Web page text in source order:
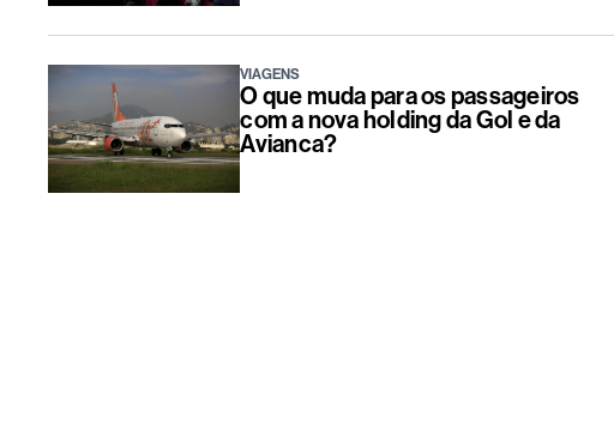
VIAGENS
O que muda para os passageiros
com a nova holding da Gol e da
Avianca?